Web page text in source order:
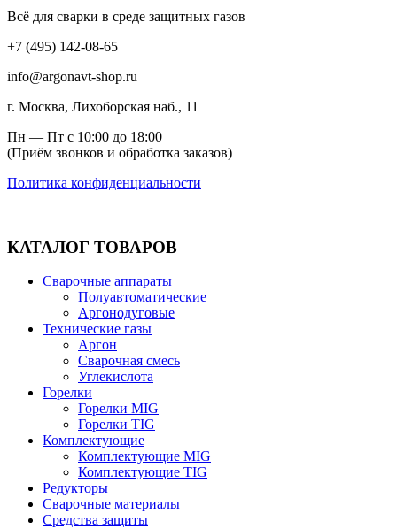
Всё для сварки в среде защитных газов
+7 (495) 142-08-65
info@argonavt-shop.ru
г. Москва, Лихоборская наб., 11
Пн — Пт с 10:00 до 18:00
(Приём звонков и обработка заказов)
Политика конфиденциальности
КАТАЛОГ ТОВАРОВ
Сварочные аппараты
Полуавтоматические
Аргонодуговые
Технические газы
Аргон
Сварочная смесь
Углекислота
Горелки
Горелки MIG
Горелки TIG
Комплектующие
Комплектующие MIG
Комплектующие TIG
Редукторы
Сварочные материалы
Средства защиты